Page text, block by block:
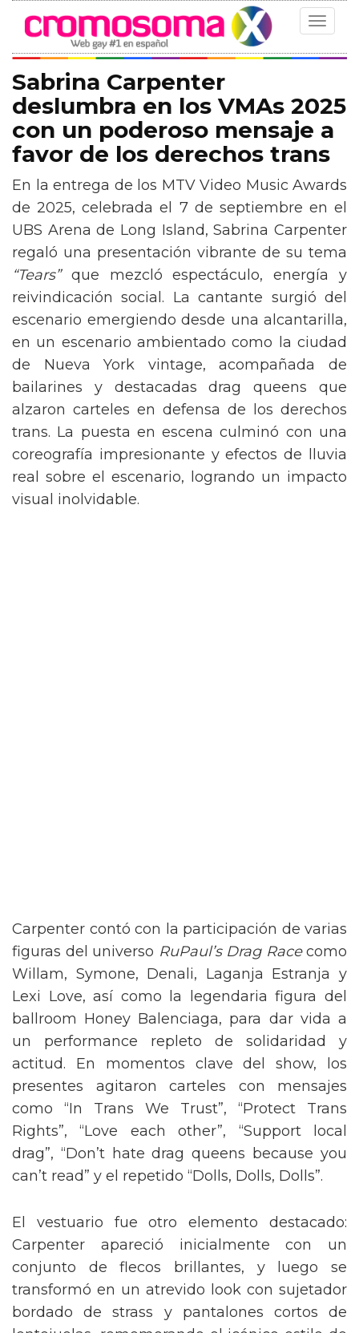
Toggle
Sabrina Carpenter
deslumbra en los VMAs 2025
con un poderoso mensaje a
favor de los derechos trans
En la entrega de los MTV Video Music Awards
de 2025, celebrada el 7 de septiembre en el
UBS Arena de Long Island, Sabrina Carpenter
regaló una presentación vibrante de su tema
“Tears”que mezcló espectáculo, energía y
reivindicación social. La cantante surgió del
escenario emergiendo desde una alcantarilla,
en un escenario ambientado como la ciudad
de Nueva York vintage, acompañada de
bailarines y destacadas drag queens que
alzaron carteles en defensa de los derechos
trans. La puesta en escena culminó con una
coreografía impresionante y efectos de lluvia
real sobre el escenario, logrando un impacto
visual inolvidable.
Carpenter contó con la participación de varias
figuras del universo RuPaul’s Drag Racecomo
Willam, Symone, Denali, Laganja Estranja y
Lexi Love, así como la legendaria figura del
ballroom Honey Balenciaga, para dar vida a
un performance repleto de solidaridad y
actitud. En momentos clave del show, los
presentes agitaron carteles con mensajes
como “In Trans We Trust”, “Protect Trans
Rights”, “Love each other”, “Support local
drag”, “Don’t hate drag queens because you
can’t read” y el repetido “Dolls, Dolls, Dolls”.
El vestuario fue otro elemento destacado:
Carpenter apareció inicialmente con un
conjunto de flecos brillantes, y luego se
transformó en un atrevido look con sujetador
bordado de strass y pantalones cortos de